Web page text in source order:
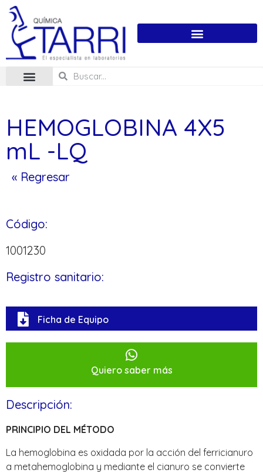
HEMOGLOBINA 4X5
mL -LQ
« Regresar
Código:
1001230
Registro sanitario:
Ficha de Equipo
Quiero saber más
Descripción:
PRINCIPIO DEL MÉTODO
La hemoglobina es oxidada por la acción del ferricianuro
a metahemoglobina y mediante el cianuro se convierte